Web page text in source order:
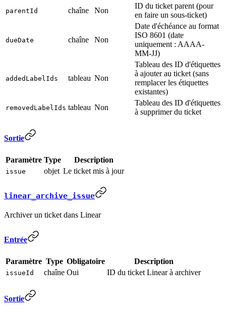
parentId chaîne Non
ID du ticket parent (pour
en faire un sous-ticket)
dueDate chaîne Non
Date d'échéance au format
ISO 8601 (date
uniquement : AAAA-
MM-JJ)
addedLabelIds tableau Non
Tableau des ID d'étiquettes
à ajouter au ticket (sans
remplacer les étiquettes
existantes)
removedLabelIds tableau Non
Tableau des ID d'étiquettes
à supprimer du ticket
Sortie
Paramètre Type Description
issue objet Le ticket mis à jour
linear_archive_issue
Archiver un ticket dans Linear
Entrée
Paramètre Type Obligatoire Description
issueId chaîne Oui ID du ticket Linear à archiver
Sortie